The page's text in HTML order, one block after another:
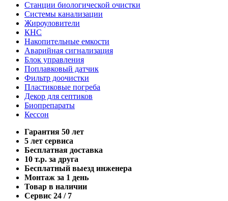
Станции биологической очистки
Системы канализации
Жироуловители
КНС
Накопительные емкости
Аварийная сигнализация
Блок управления
Поплавковый датчик
Фильтр доочистки
Пластиковые погреба
Декор для септиков
Биопрепараты
Кессон
Гарантия 50 лет
5 лет сервиса
Бесплатная доставка
10 т.р. за друга
Бесплатный выезд инженера
Монтаж за 1 день
Товар в наличии
Сервис 24 / 7